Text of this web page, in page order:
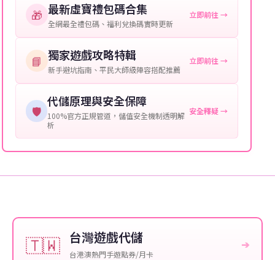
提供這些信息能幫助我們更快地處理您的代儲需求，確
保您盡享遊戲樂趣！
🎁 最新虛寶禮包碼合集
全網最全禮包碼、福利兌換碼實時更新
立即前往 →
📘 獨家遊戲攻略特輯
新手避坑指南、平民大師級陣容搭配推薦
立即前往 →
🛡️
代儲原理與安全保障
100%官方正規管道，儲值安全機制透明解
析
安全釋疑 →
🇹🇼 台灣遊戲代儲
台港澳熱門手遊點券/月卡
➔